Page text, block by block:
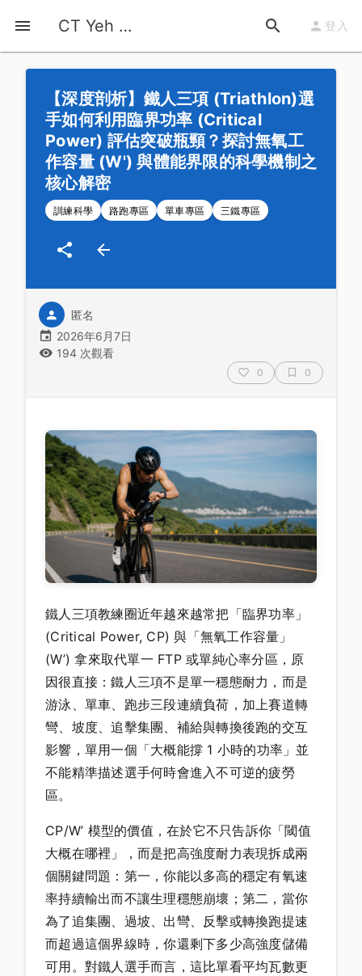
CT Yeh 公路車基地 登入
首頁 運動知識
【深度剖析】鐵人三項 (Triathlon)選
手如何利用臨界功率 (Critical
Power) 評估突破瓶頸？探討無氧工
作容量 (W') 與體能界限的科學機制之
核心解密
訓練科學 路跑專區 單車專區 三鐵專區
匿名
2026年6月7日
194 次觀看
0 0
鐵人三項教練圈近年越來越常把「臨界功率」
(Critical Power, CP) 與「無氧工作容量」
(W’) 拿來取代單一 FTP 或單純心率分區，原
因很直接：鐵人三項不是單一穩態耐力，而是
游泳、單車、跑步三段連續負荷，加上賽道轉
彎、坡度、追擊集團、補給與轉換後跑的交互
影響，單用一個「大概能撐 1 小時的功率」並
不能精準描述選手何時會進入不可逆的疲勞
區。
CP/W’ 模型的價值，在於它不只告訴你「閾值
大概在哪裡」，而是把高強度耐力表現拆成兩
個關鍵問題：第一，你能以多高的穩定有氧速
率持續輸出而不讓生理穩態崩壞；第二，當你
為了追集團、過坡、出彎、反擊或轉換跑提速
而超過這個界線時，你還剩下多少高強度儲備
可用。對鐵人選手而言，這比單看平均瓦數更